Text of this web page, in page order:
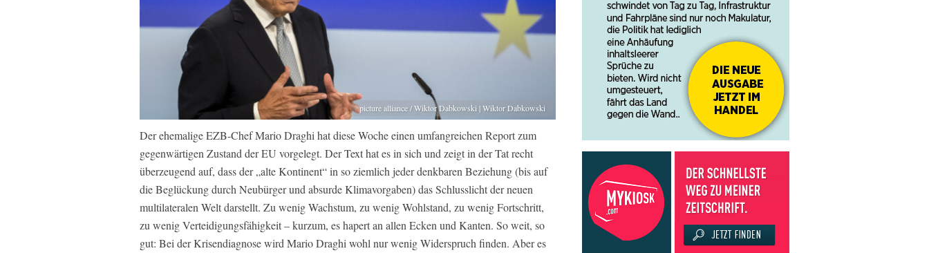
picture alliance / Wiktor Dabkowski | Wiktor Dabkowski
Der ehemalige EZB-Chef Mario Draghi hat diese Woche einen umfangreichen Report zum
gegenwärtigen Zustand der EU vorgelegt. Der Text hat es in sich und zeigt in der Tat recht
überzeugend auf, dass der „alte Kontinent“ in so ziemlich jeder denkbaren Beziehung (bis auf
die Beglückung durch Neubürger und absurde Klimavorgaben) das Schlusslicht der neuen
multilateralen Welt darstellt. Zu wenig Wachstum, zu wenig Wohlstand, zu wenig Fortschritt,
zu wenig Verteidigungsfähigkeit – kurzum, es hapert an allen Ecken und Kanten. So weit, so
gut: Bei der Krisendiagnose wird Mario Draghi wohl nur wenig Widerspruch finden. Aber es